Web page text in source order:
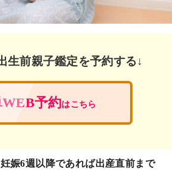
生前親子鑑定を予約する↓
予約はこちら
娠6週以降であれば出産直前まで